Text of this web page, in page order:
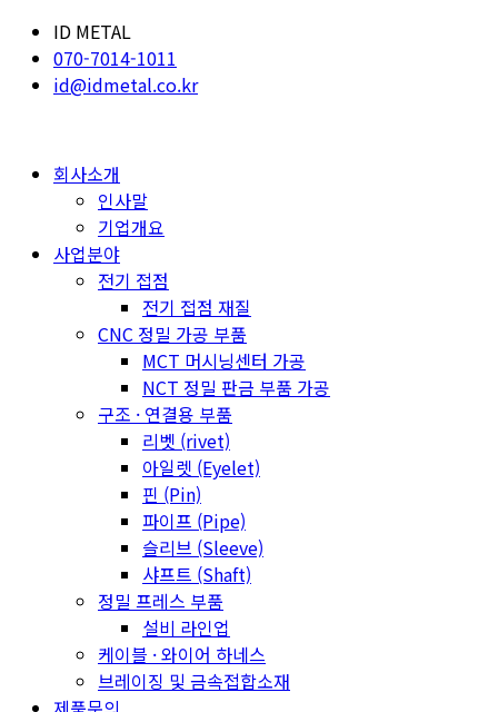
ID METAL
070-7014-1011
id@idmetal.co.kr
회사소개
인사말
기업개요
사업분야
전기 접점
전기 접점 재질
CNC 정밀 가공 부품
MCT 머시닝센터 가공
NCT 정밀 판금 부품 가공
구조 · 연결용 부품
리벳 (rivet)
아일렛 (Eyelet)
핀 (Pin)
파이프 (Pipe)
슬리브 (Sleeve)
샤프트 (Shaft)
정밀 프레스 부품
설비 라인업
케이블 · 와이어 하네스
브레이징 및 금속접합소재